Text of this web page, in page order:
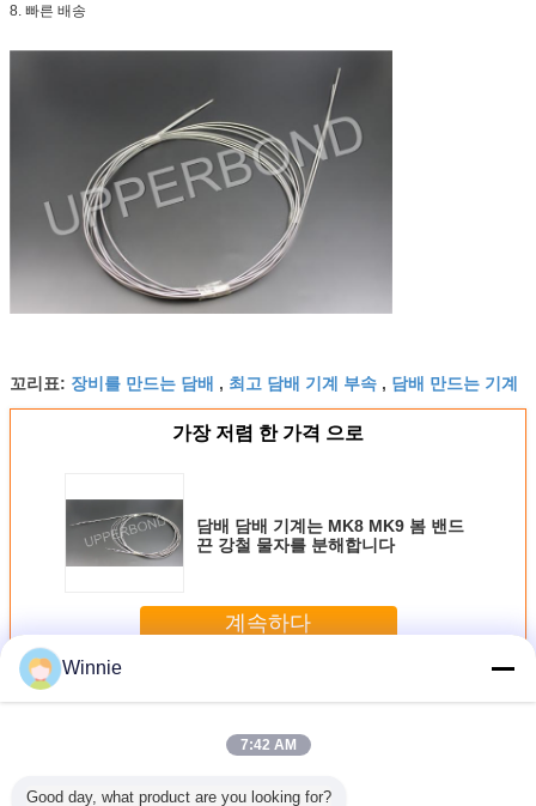
8. 빠른 배송
꼬리표: 장비를 만드는 담배 , 최고 담배 기계 부속 , 담배 만드는 기계
가장 저렴 한 가격 으로
담배 담배 기계는 MK8 MK9 봄 밴드
끈 강철 물자를 분해합니다
계속하다
더 많은 것
Winnie
7:42 AM
Good day, what product are you looking for?